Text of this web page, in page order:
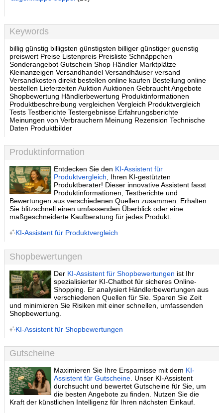
Keywords
billig günstig billigsten günstigsten billiger günstiger guenstig
preiswert Preise Listenpreis Preisliste Schnäppchen
Sonderangebot Gutschein Shop Händler Marktplätze
Kleinanzeigen Versandhandel Versandhäuser versand
Versandkosten direkt bestellen online kaufen Bestellung online
bestellen Lieferzeiten Auktion Auktionen Gebraucht Angebote
Shopbewertung Händlerbewertung Produktinformationen
Produktbeschreibung vergleichen Vergleich Produktvergleich
Tests Testberichte Testergebnisse Erfahrungsberichte
Meinungen von Verbrauchern Meinung Rezension Technische
Daten Produktbilder
Produktinformation
Entdecken Sie den KI-Assistent für
Produktvergleich , Ihren KI-gestützten
Produktberater! Dieser innovative Assistent fasst
Produktinformationen, Testberichte und
Bewertungen aus verschiedenen Quellen zusammen. Erhalten
Sie blitzschnell einen umfassenden Überblick oder eine
maßgeschneiderte Kaufberatung für jedes Produkt.
KI-Assistent für Produktvergleich
Shopbewertungen
Der KI-Assistent für Shopbewertungen ist Ihr
spezialisierter KI-Chatbot für sicheres Online-
Shopping. Er analysiert Händlerbewertungen aus
verschiedenen Quellen für Sie. Sparen Sie Zeit
und minimieren Sie Risiken mit einer schnellen, umfassenden
Shopbewertung.
KI-Assistent für Shopbewertungen
Gutscheine
Maximieren Sie Ihre Ersparnisse mit dem KI-
Assistent für Gutscheine . Unser KI-Assistent
durchsucht und bewertet Gutscheine für Sie, um
die besten Angebote zu finden. Nutzen Sie die
Kraft der künstlichen Intelligenz für Ihren nächsten Einkauf.